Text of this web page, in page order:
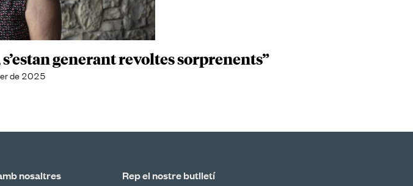
generant revoltes sorprenents”
de 2025
nosaltres Rep el nostre butlletí